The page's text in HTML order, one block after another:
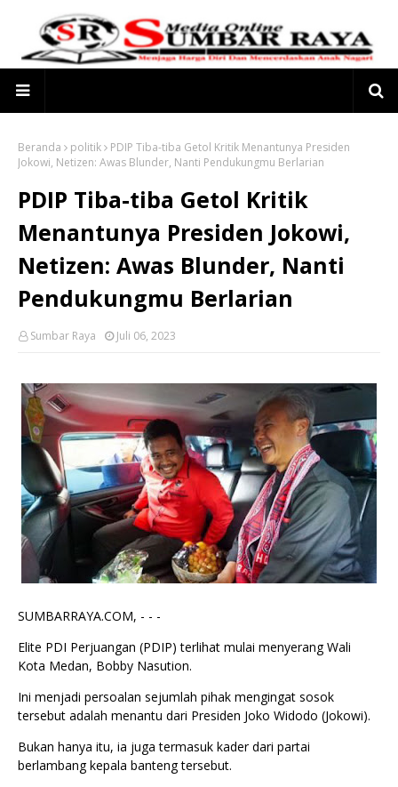
Beranda politik
PDIP Tiba-tiba Getol Kritik Menantunya Presiden
Jokowi, Netizen: Awas Blunder, Nanti Pendukungmu Berlarian
PDIP Tiba-tiba Getol Kritik
Menantunya Presiden Jokowi,
Netizen: Awas Blunder, Nanti
Pendukungmu Berlarian
Sumbar Raya Juli 06, 2023
SUMBARRAYA.COM, - - -
Elite PDI Perjuangan (PDIP) terlihat mulai menyerang Wali
Kota Medan, Bobby Nasution.
Ini menjadi persoalan sejumlah pihak mengingat sosok
tersebut adalah menantu dari Presiden Joko Widodo (Jokowi).
Bukan hanya itu, ia juga termasuk kader dari partai
berlambang kepala banteng tersebut.